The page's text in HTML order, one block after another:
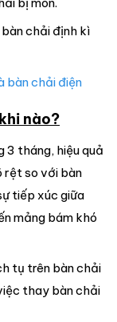
chải định kì
bàn chải điện
nào?
3 tháng, hiệu quả
rệt so với bàn
tiếp xúc giữa
mảng bám khó
tụ trên bàn chải
thay bàn chải